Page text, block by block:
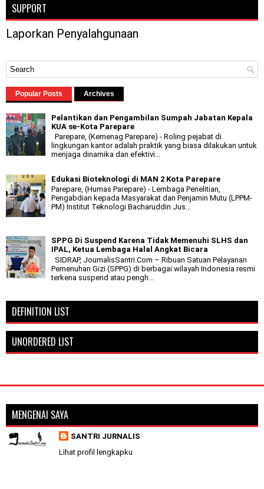
SUPPORT
Laporkan Penyalahgunaan
Popular Posts Archives
Pelantikan dan Pengambilan Sumpah Jabatan Kepala
KUA se-Kota Parepare
Parepare, (Kemenag Parepare) - Roling pejabat di
lingkungan kantor adalah praktik yang biasa dilakukan untuk
menjaga dinamika dan efektivi...
Edukasi Bioteknologi di MAN 2 Kota Parepare
Parepare, (Humas Parepare) - Lembaga Penelitian,
Pengabdian kepada Masyarakat dan Penjamin Mutu (LPPM-
PM) Institut Teknologi Bacharuddin Jus...
SPPG Di Suspend Karena Tidak Memenuhi SLHS dan
IPAL, Ketua Lembaga Halal Angkat Bicara
SIDRAP, JournalisSantri.Com – Ribuan Satuan Pelayanan
Pemenuhan Gizi (SPPG) di berbagai wilayah Indonesia resmi
terkena suspend atau pengh...
DEFINITION LIST
UNORDERED LIST
MENGENAI SAYA
SANTRI JURNALIS
Lihat profil lengkapku